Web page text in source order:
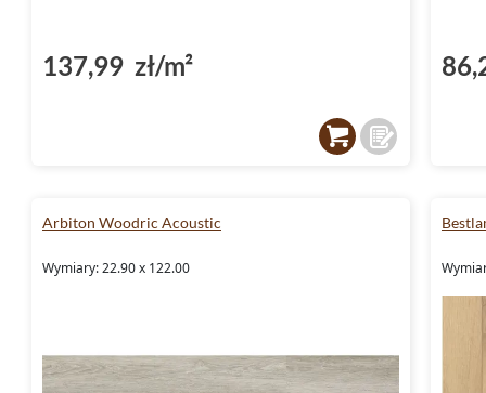
137,99 zł/m²
Arbiton Woodric Acoustic
Wymiary: 22.90 x 122.00